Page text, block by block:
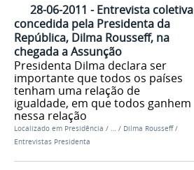
28-06-2011 - Entrevista coletiva
concedida pela Presidenta da
República, Dilma Rousseff, na
chegada a Assunção
Presidenta Dilma declara ser
importante que todos os países
tenham uma relação de
igualdade, em que todos ganhem
nessa relação
Localizado em Presidência / / Dilma Rousseff /
Entrevistas Presidenta